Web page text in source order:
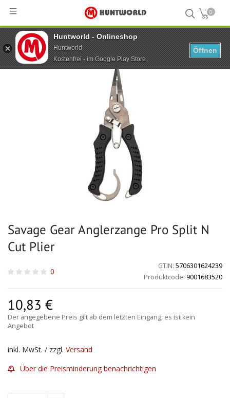
0
Hauptseite ... Savage Gear Anglerzange Pro Split N Cut Plier
Savage Gear Anglerzange Pro Split N
Cut Plier
GTIN: 5706301624239
Produktcode: 9001683520
0
10,83 €
Der angegebene Preis gilt ab dem letzten Eingang, es ist kein
Angebot
inkl. MwSt. / zzgl. Versand
Über die Preisminderung benachrichtigen
Huntworld - Onlineshop
Huntworld
Kostenfrei - im Google Play Store
Öffnen